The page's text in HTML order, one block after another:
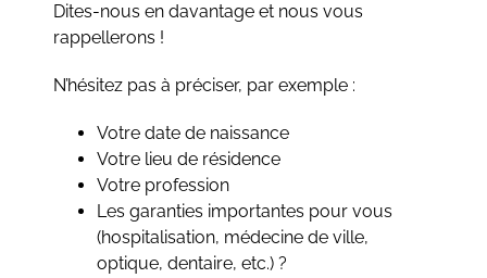
Dites-nous en davantage et nous vous
rappellerons !
N’hésitez pas à préciser, par exemple :
Votre date de naissance
Votre lieu de résidence
Votre profession
Les garanties importantes pour vous
(hospitalisation, médecine de ville,
optique, dentaire, etc.) ?